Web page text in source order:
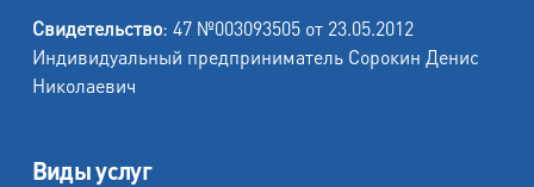
Свидетельство: 47 №003093505 от 23.05.2012
Индивидуальный предприниматель Сорокин Денис
Николаевич
Виды услуг